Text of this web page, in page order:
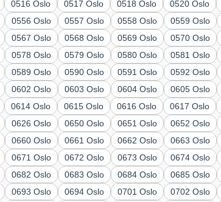
0516 Oslo 0517 Oslo 0518 Oslo 0520 Oslo
0556 Oslo 0557 Oslo 0558 Oslo 0559 Oslo
0567 Oslo 0568 Oslo 0569 Oslo 0570 Oslo
0578 Oslo 0579 Oslo 0580 Oslo 0581 Oslo
0589 Oslo 0590 Oslo 0591 Oslo 0592 Oslo
0602 Oslo 0603 Oslo 0604 Oslo 0605 Oslo
0614 Oslo 0615 Oslo 0616 Oslo 0617 Oslo
0626 Oslo 0650 Oslo 0651 Oslo 0652 Oslo
0660 Oslo 0661 Oslo 0662 Oslo 0663 Oslo
0671 Oslo 0672 Oslo 0673 Oslo 0674 Oslo
0682 Oslo 0683 Oslo 0684 Oslo 0685 Oslo
0693 Oslo 0694 Oslo 0701 Oslo 0702 Oslo